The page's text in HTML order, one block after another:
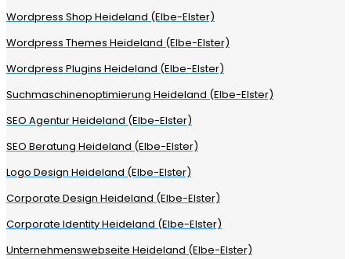
Wordpress Shop Heideland (Elbe-Elster)
Wordpress Themes Heideland (Elbe-Elster)
Wordpress Plugins Heideland (Elbe-Elster)
Suchmaschinenoptimierung Heideland (Elbe-Elster)
SEO Agentur Heideland (Elbe-Elster)
SEO Beratung Heideland (Elbe-Elster)
Logo Design Heideland (Elbe-Elster)
Corporate Design Heideland (Elbe-Elster)
Corporate Identity Heideland (Elbe-Elster)
Unternehmenswebseite Heideland (Elbe-Elster)